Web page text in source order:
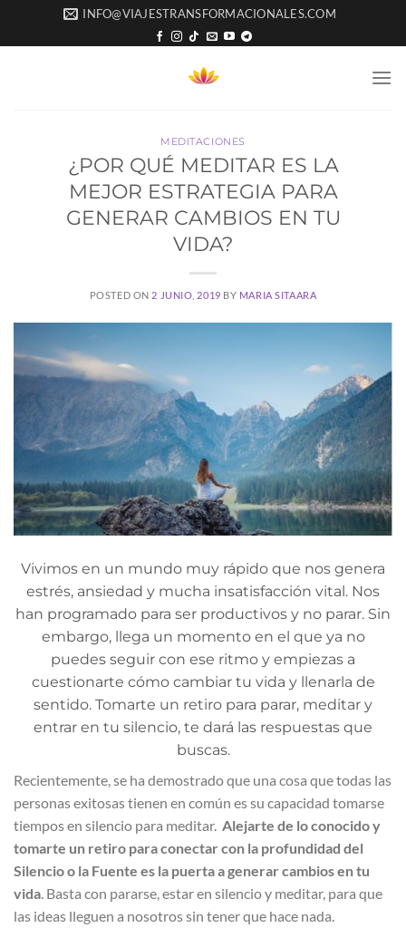
INFO@VIAJESTRANSFORMACIONALES.COM
MEDITACIONES
¿POR QUÉ MEDITAR ES LA
MEJOR ESTRATEGIA PARA
GENERAR CAMBIOS EN TU
VIDA?
POSTED ON 2 JUNIO, 2019 BY MARIA SITAARA
Vivimos en un mundo muy rápido que nos genera
estrés, ansiedad y mucha insatisfacción vital. Nos
han programado para ser productivos y no parar. Sin
embargo, llega un momento en el que ya no
puedes seguir con ese ritmo y empiezas a
cuestionarte cómo cambiar tu vida y llenarla de
sentido. Tomarte un retiro para parar, meditar y
entrar en tu silencio, te dará las respuestas que
buscas.
Recientemente, se ha demostrado que una cosa que todas las
personas exitosas tienen en común es su capacidad tomarse
tiempos en silencio para meditar. Alejarte de lo conocido y
tomarte un retiro para conectar con la profundidad del
Silencio o la Fuente es la puerta a generar cambios en tu
vida. Basta con pararse, estar en silencio y meditar, para que
las ideas lleguen a nosotros sin tener que hace nada.